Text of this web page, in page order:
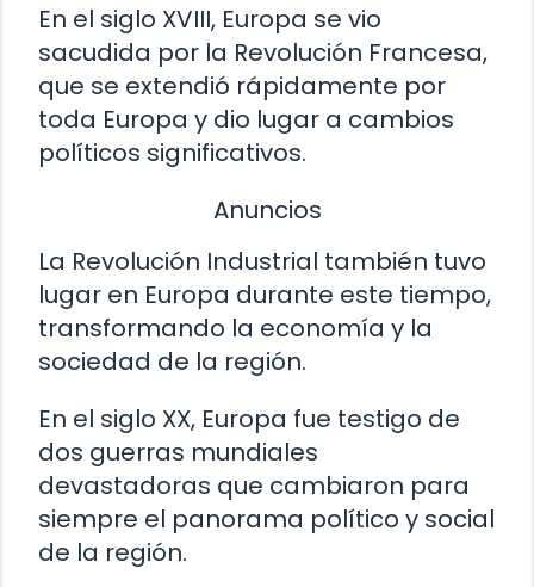
En el siglo XVIII, Europa se vio
sacudida por la Revolución Francesa,
que se extendió rápidamente por
toda Europa y dio lugar a cambios
políticos significativos.
Anuncios
La Revolución Industrial también tuvo
lugar en Europa durante este tiempo,
transformando la economía y la
sociedad de la región.
En el siglo XX, Europa fue testigo de
dos guerras mundiales
devastadoras que cambiaron para
siempre el panorama político y social
de la región.